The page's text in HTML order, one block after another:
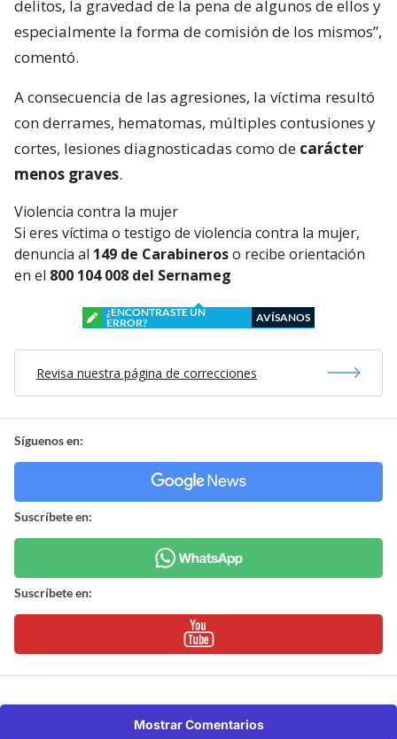
delitos, la gravedad de la pena de algunos de ellos y
especialmente la forma de comisión de los mismos”,
comentó.
A consecuencia de las agresiones, la víctima resultó
con derrames, hematomas, múltiples contusiones y
cortes, lesiones diagnosticadas como de carácter
menos graves.
Violencia contra la mujer
Si eres víctima o testigo de violencia contra la mujer,
denuncia al 149 de Carabineroso recibe orientación
en el 800 104 008 del Sernameg
¿ENCONTRASTE UN
ERROR?
AVÍSANOS
Revisa nuestra página de correcciones
Síguenos en:
Suscríbete en:
Suscríbete en:
Mostrar Comentarios